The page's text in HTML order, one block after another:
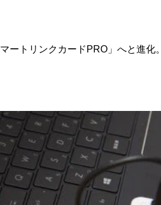
ートリンクカードPRO」へと進化。